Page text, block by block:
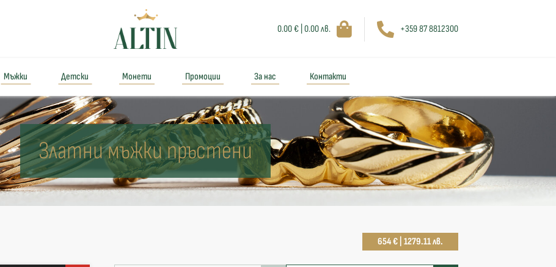
0.00 € | 0.00 лв. +359 87 8812300
Мъжки Детски Монети Промоции За нас Контакти
Златни мъжки пръстени
654 € | 1279.11 лв.